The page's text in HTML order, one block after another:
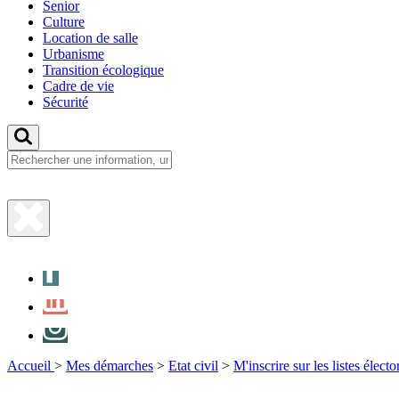
Senior
Culture
Location de salle
Urbanisme
Transition écologique
Cadre de vie
Sécurité
Fermer
Accueil > Mes démarches > Etat civil > M'inscrire sur les listes